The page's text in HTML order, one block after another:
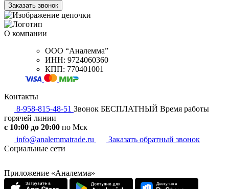
О компании
ООО “Аналемма”
ИНН: 9724060360
КПП: 770401001
Контакты
8-958-815-48-51 Звонок БЕСПЛАТНЫЙ Время работы
горячей линии
c 10:00 до 20:00 по Мск
info@analemmatrade.ru
Заказать обратный звонок
Социальные сети
Приложение «Аналемма»